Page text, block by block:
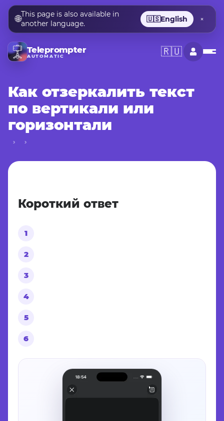
🌐This page is also available in
another language.
🇺🇸English ×
Teleprompter
AUTOMATIC 🇷🇺
Как отзеркалить текст
по вертикали или
горизонтали
Короткий ответ